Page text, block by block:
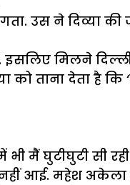
उस ने दिव्या
इसलिए मिलने
ताना देता है कि
मैं घुटीघुटी सी
नहीं आई. महेश